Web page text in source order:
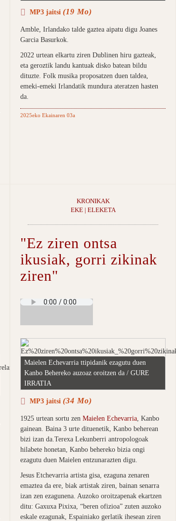
MP3 jaitsi (19 Mo)
Amble, Irlandako talde gaztea aipatu digu Joanes
Garcia Basurkok.
2022 urtean elkartu ziren Dublinen hiru gazteak,
eta geroztik landu kantuak disko batean bildu
dituzte. Folk musika proposatzen duen taldea,
emeki-emeki Irlandatik mundura ateratzen hasten
da.
2025eko Ekainaren 03a
KRONIKAK
EKE | ELEKETA
"Ez ziren ontsa
ikusiak, gorri zikinak
ziren"
Maielen Echevarria ttipidanik ezagutu duen
Kanbo Behereko auzoaz oroitzen da / GURE
IRRATIA
MP3 jaitsi (34 Mo)
1925 urtean sortu zen Maielen Echevarria , Kanbo
gainean. Baina 3 urte dituenetik, Kanbo beherean
bizi izan da.Terexa Lekunberri antropologoak
hilabete honetan, Kanbo behereko bizia ongi
ezagutu duen Maielen entzunarazten digu.
Jesus Etchevarria artista gisa, ezaguna zenaren
emaztea da ere, biak artistak ziren, bainan senarra
izan zen ezagunena. Auzoko oroitzapenak ekartzen
ditu: Gaxuxa Pixixa, “beren ofizioa” zuten auzoko
eskale ezagunak, Espainiako gerlatik ihesean ziren